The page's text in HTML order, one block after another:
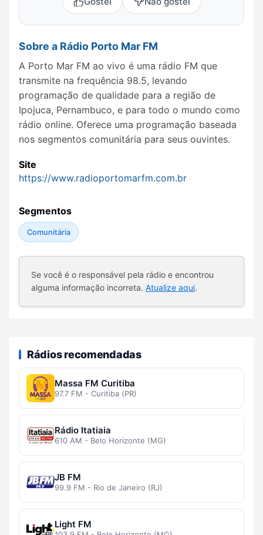
Sobre a Rádio Porto Mar FM
A Porto Mar FM ao vivo é uma rádio FM que
transmite na frequência 98.5, levando
programação de qualidade para a região de
Ipojuca, Pernambuco, e para todo o mundo como
rádio online. Oferece uma programação baseada
nos segmentos comunitária para seus ouvintes.
Site
https://www.radioportomarfm.com.br
Segmentos
Comunitária
Se você é o responsável pela rádio e encontrou
alguma informação incorreta. Atualize aqui.
Rádios recomendadas
Massa FM Curitiba
97.7 FM - Curitiba (PR)
Rádio Itatiaia
610 AM - Belo Horizonte (MG)
JB FM
99.9 FM - Rio de Janeiro (RJ)
Light FM